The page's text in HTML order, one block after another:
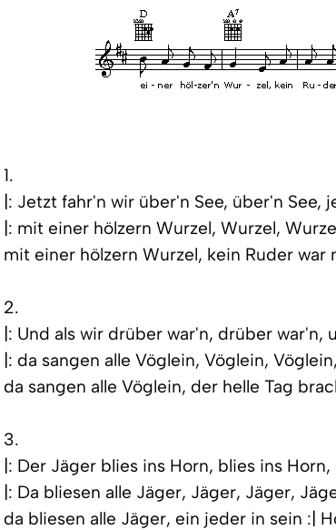
1.
|: Jetzt fahr'n wir über'n See, über'n See,
|: mit einer hölzern Wurzel, Wurzel,
mit einer hölzern Wurzel, kein Ruder war
2.
|: Und als wir drüber war'n, drüber war'n,
|: da sangen alle Vöglein, Vöglein,
da sangen alle Vöglein, der helle Tag
3.
|: Der Jäger blies ins Horn, blies ins
|: Da bliesen alle Jäger, Jäger, Jäger,
da bliesen alle Jäger, ein jeder in sein :|